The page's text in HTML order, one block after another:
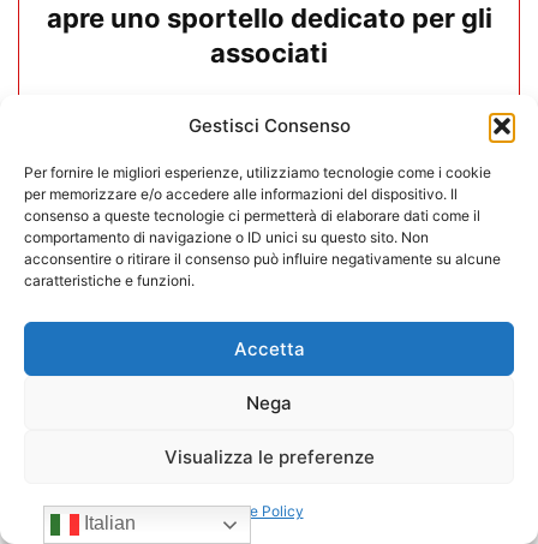
Gestisci Consenso
Per fornire le migliori esperienze, utilizziamo tecnologie come i cookie
per memorizzare e/o accedere alle informazioni del dispositivo. Il
consenso a queste tecnologie ci permetterà di elaborare dati come il
comportamento di navigazione o ID unici su questo sito. Non
acconsentire o ritirare il consenso può influire negativamente su alcune
caratteristiche e funzioni.
Accetta
Nega
Visualizza le preferenze
Cookie Policy
apre uno sportello dedicato per gli
associati
In CONFIDA l’ingresso di 4 nuovi
associati
Italian